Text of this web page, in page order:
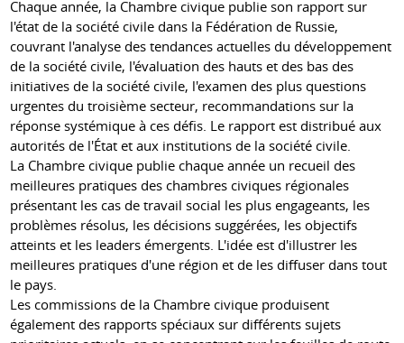
Chaque année, la Chambre civique publie son rapport sur
l'état de la société civile dans la Fédération de Russie,
couvrant l'analyse des tendances actuelles du développement
de la société civile, l'évaluation des hauts et des bas des
initiatives de la société civile, l'examen des plus questions
urgentes du troisième secteur, recommandations sur la
réponse systémique à ces défis. Le rapport est distribué aux
autorités de l'État et aux institutions de la société civile.
La Chambre civique publie chaque année un recueil des
meilleures pratiques des chambres civiques régionales
présentant les cas de travail social les plus engageants, les
problèmes résolus, les décisions suggérées, les objectifs
atteints et les leaders émergents. L'idée est d'illustrer les
meilleures pratiques d'une région et de les diffuser dans tout
le pays.
Les commissions de la Chambre civique produisent
également des rapports spéciaux sur différents sujets